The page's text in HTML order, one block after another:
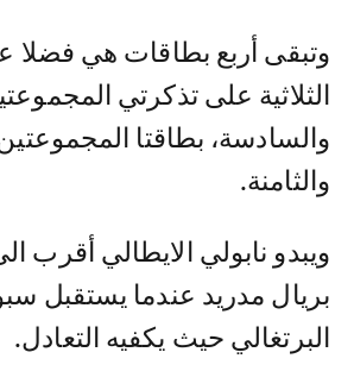
وتبقى أربع بطاقات هي فضلا
الثلاثية على تذكرتي
والسادسة، بطاقتا المجموعتين
والثامنة.
ويبدو نابولي الايطالي أقرب
بريال مدريد عندما يستقبل
البرتغالي حيث يكفيه التعادل.